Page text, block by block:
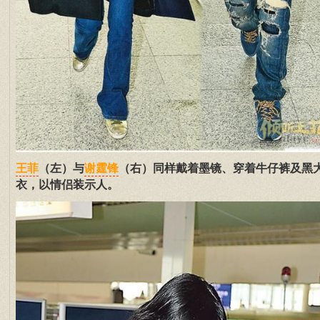
王菲 （左）与谢霆锋 （右）同样戴着墨镜、穿着牛仔裤及黑
衣，以情侣装示人。